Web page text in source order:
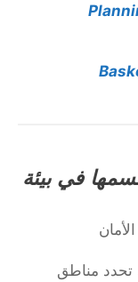
في بيئة
تحدد مناطق